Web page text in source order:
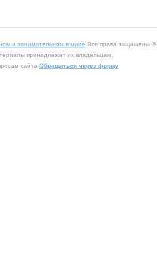
и занимательном в мире Все права защищены ©
принадлежат их владельцам.
сайта Обращаться через форму